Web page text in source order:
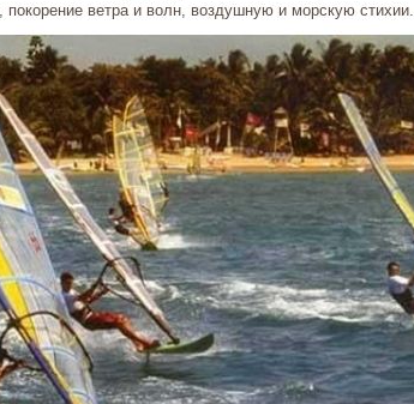
покорение ветра и волн, воздушную и морскую стихии.